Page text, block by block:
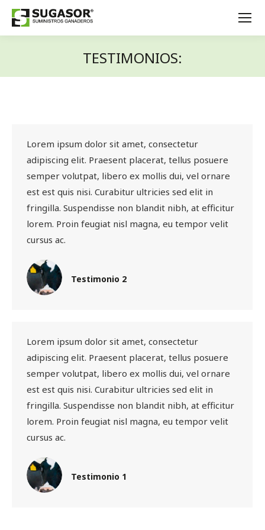
TESTIMONIOS:
Estás aquí:
Lorem ipsum dolor sit amet, consectetur
adipiscing elit. Praesent placerat, tellus posuere
semper volutpat, libero ex mollis dui, vel ornare
est est quis nisi. Curabitur ultricies sed elit in
fringilla. Suspendisse non blandit nibh, at efficitur
lorem. Proin feugiat nisl magna, eu tempor velit
cursus ac.
Testimonio 2
Lorem ipsum dolor sit amet, consectetur
adipiscing elit. Praesent placerat, tellus posuere
semper volutpat, libero ex mollis dui, vel ornare
est est quis nisi. Curabitur ultricies sed elit in
fringilla. Suspendisse non blandit nibh, at efficitur
lorem. Proin feugiat nisl magna, eu tempor velit
cursus ac.
Testimonio 1